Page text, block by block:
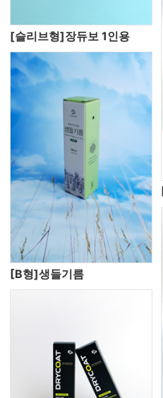
[슬리브형]장듀보 1인용
[B형]생들기름